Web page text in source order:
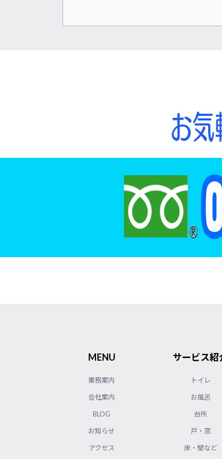
MENU
業務案内
会社案内
BLOG
お知らせ
アクセス
サービス紹
トイレ
お風呂
台所
戸・窓
床・壁など